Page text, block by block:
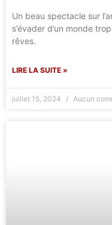
Un beau spectacle sur
s’évader d’un monde
rêves.
LIRE LA SUITE »
juillet 15, 2024 Aucun